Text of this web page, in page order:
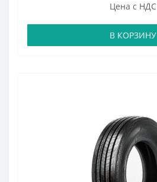
Цена с НДС
В КОРЗИНУ